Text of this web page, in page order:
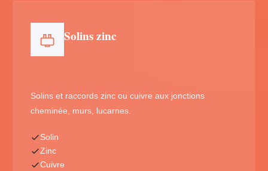
Solins zinc
Solins et raccords zinc ou cuivre aux jonctions
cheminée, murs, lucarnes.
Solin
Zinc
Cuivre